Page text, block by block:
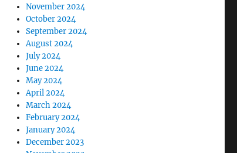
November 2024
October 2024
September 2024
August 2024
July 2024
June 2024
May 2024
April 2024
March 2024
February 2024
January 2024
December 2023